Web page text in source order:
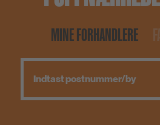
MINE FORHANDLERE